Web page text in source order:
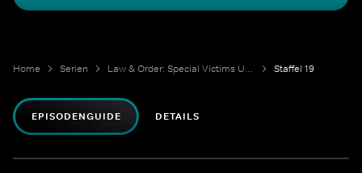
Home Serien Law & Order: Special Victims Unit Staffel 19
EPISODENGUIDE DETAILS